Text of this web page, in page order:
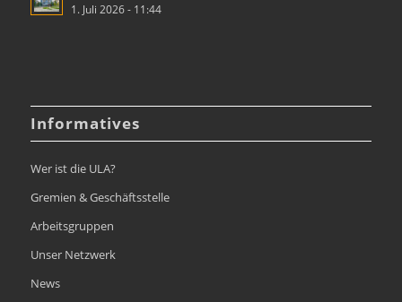
1. Juli 2026 - 11:44
Informatives
Wer ist die ULA?
Gremien & Geschäftsstelle
Arbeitsgruppen
Unser Netzwerk
News